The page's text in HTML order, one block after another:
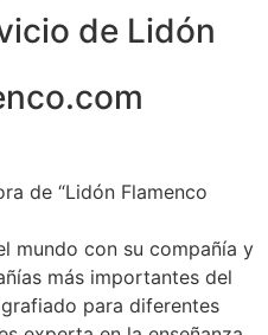
de Lidón
de “Lidón Flamenco
mundo con su compañía y
más importantes del
para diferentes